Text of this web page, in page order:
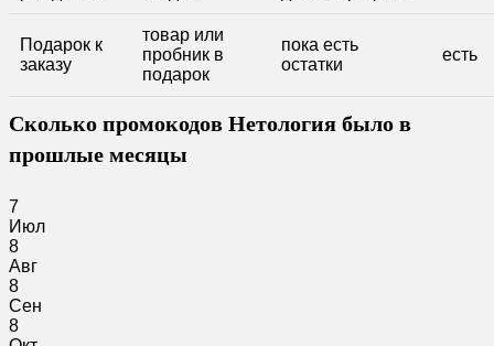
Подарок к
заказу
товар или
пробник в
подарок
пока есть
остатки
есть
Сколько промокодов Нетология было в
прошлые месяцы
7
Июл
8
Авг
8
Сен
8